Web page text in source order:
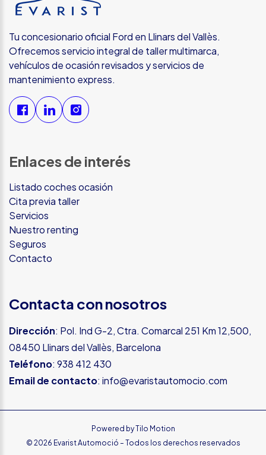
Tu concesionario oficial Ford en Llinars del Vallès.
Ofrecemos servicio integral de taller multimarca,
vehículos de ocasión revisados y servicios de
mantenimiento express.
Enlaces de interés
Listado coches ocasión
Cita previa taller
Servicios
Nuestro renting
Seguros
Contacto
Contacta con nosotros
Dirección: Pol. Ind G-2, Ctra. Comarcal 251 Km 12,500,
08450 Llinars del Vallès, Barcelona
Teléfono: 938 412 430
Email de contacto: info@evaristautomocio.com
Powered byTilo Motion
© 2026 Evarist Automoció – Todos los derechos reservados